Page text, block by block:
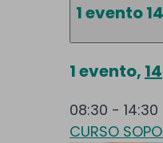
1 evento14
1 evento, 14
08:30 - 14:30
CURSO